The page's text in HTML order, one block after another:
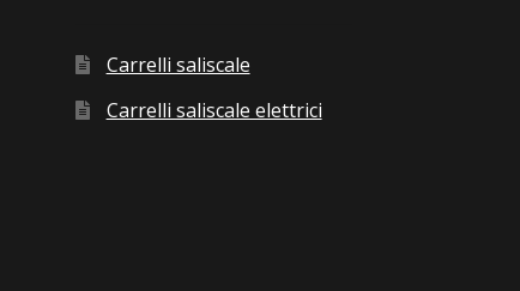
Carrelli saliscale
Carrelli saliscale elettrici